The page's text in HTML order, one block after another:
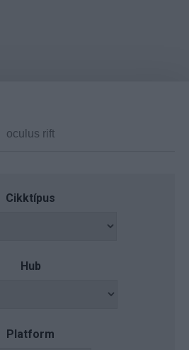
Cikktípus
Hub
Platform